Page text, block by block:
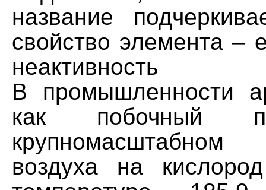
название
свойство элемента –
неактивность
В промышленности
как побочный
воздуха на